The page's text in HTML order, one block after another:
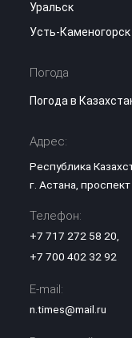
Уральск
Усть-Каменогорск
Погода
Погода в
Адрес:
Республика
г. Астана,
Телефон:
+7 717 272 58 20,
+7 700 402 32 92
E-mail:
n.times@mail.ru